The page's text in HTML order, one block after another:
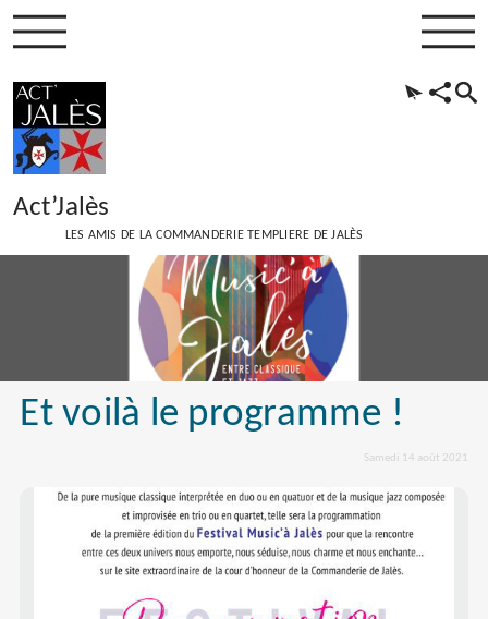
Act’Jalès
LES AMIS DE LA COMMANDERIE TEMPLIERE DE JALÈS
Et voilà le programme !
Samedi 14 août 2021